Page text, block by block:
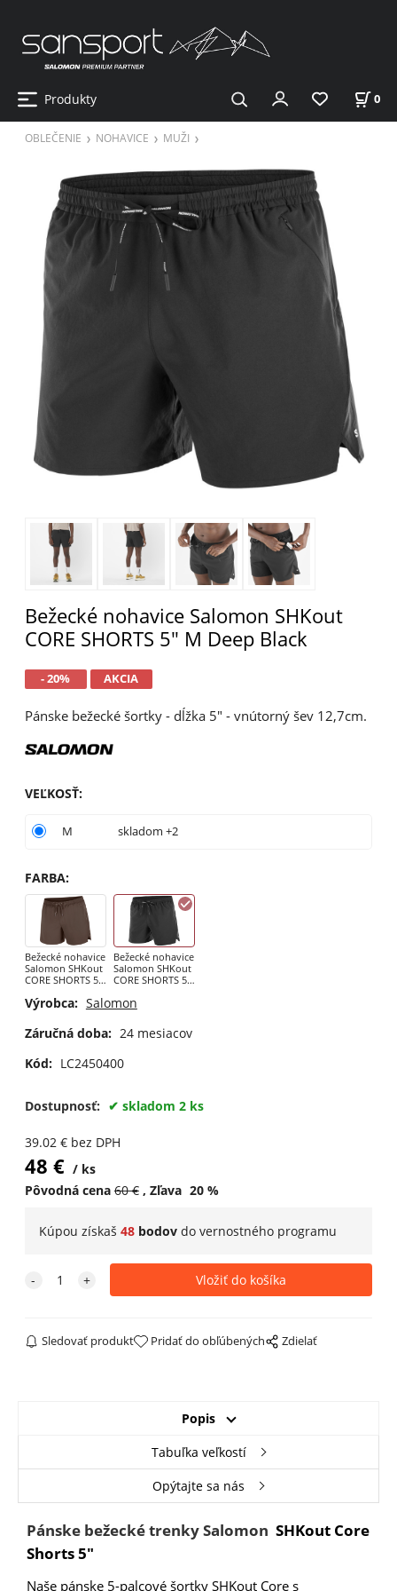
Produkty 0
OBLEČENIE NOHAVICE MUŽI
Bežecké nohavice Salomon SHKout
CORE SHORTS 5" M Deep Black
- 20% AKCIA
Pánske bežecké šortky - dĺžka 5" - vnútorný šev 12,7cm.
VEĽKOSŤ:
M skladom +2
FARBA:
Bežecké nohavice
Salomon SHKout
CORE SHORTS 5"
Bežecké nohavice
Salomon SHKout
CORE SHORTS 5"
Výrobca: Salomon
Záručná doba: 24 mesiacov
Kód: LC2450400
Dostupnosť: skladom 2 ks
39.02 € bez DPH
48 €
ks
Pôvodná cena 60€ Zľava 20%
Kúpou získaš 48bodovdo vernostného programu
Sledovať produkt Pridať do obľúbených Zdielať
Popis
Tabuľka veľkostí
Opýtajte sa nás
Pánske bežecké trenky Salomon SHKout Core
Shorts 5"
Naše pánske 5-palcové šortky SHKout Core s